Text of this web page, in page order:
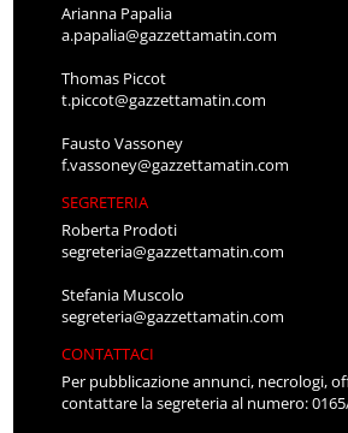
Arianna Papalia
a.papalia@gazzettamatin.com
Thomas Piccot
t.piccot@gazzettamatin.com
Fausto Vassoney
f.vassoney@gazzettamatin.com
SEGRETERIA
Roberta Prodoti
segreteria@gazzettamatin.com
Stefania Muscolo
segreteria@gazzettamatin.com
CONTATTACI
Per pubblicazione annunci, necrologi,
contattare la segreteria al numero: